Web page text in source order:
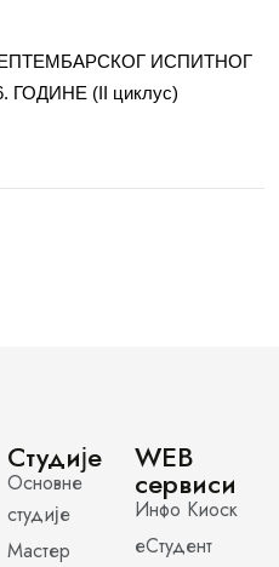
ИСПИТНОГ
ГОДИНЕ (II циклус)
Студије
Основне
студије
Мастер
WEB
сервиси
Инфо Киоск
еСтудент